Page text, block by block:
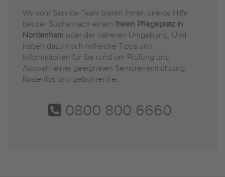
Wir vom Service-Team bieten Ihnen direkte Hilfe
bei der Suche nach einem freien Pflegeplatz in
Nordenham oder der näheren Umgebung. Und
haben dazu noch hilfreiche Tipps und
Informationen für Sie rund um Prüfung und
Auswahl einer geeigneten Senioreneinrichtung.
Kostenlos und gebührenfrei.
0800 800 6660